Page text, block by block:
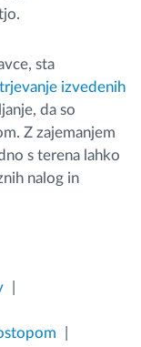
sta
izvedenih
da so
Z zajemanjem
s terena lahko
nalog in